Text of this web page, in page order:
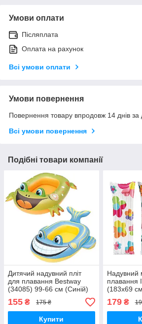
Умови оплати
Післяплата
Оплата на рахунок
Всі умови оплати
Умови повернення
Повернення товару впродовж 14 днів за
Всі умови повернення
Подібні товари компанії
Дитячий надувний пліт
для плавання Bestway
(34085) 99-66 см (Синій)
155 ₴ 175 ₴
Купити
Надувний
плавання
(183х69
179₴